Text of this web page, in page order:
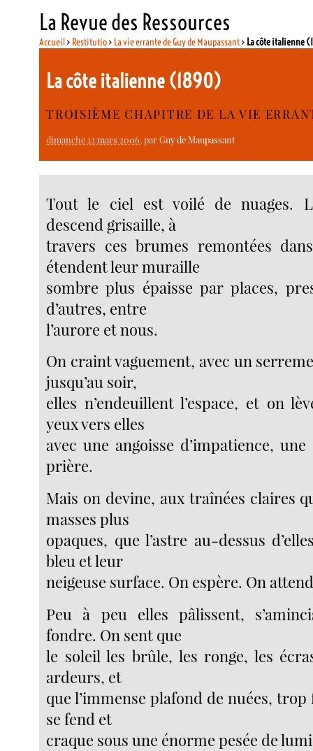
La Revue des Ressources
Accueil> Restitutio> La vie errante de Guy de Maupassant> La côte italienne
La côte italienne (1890)
TROISIÈME CHAPITRE DE LA VIE
dimanche 12 mars 2006, parGuy de Maupassant
Tout le ciel est voilé de nuages.
descend grisaille, à
travers ces brumes remontées
étendent leur muraille
sombre plus épaisse par places,
d’autres, entre
l’aurore et nous.
On craint vaguement, avec un
jusqu’au soir,
elles n’endeuillent l’espace, et on
yeux vers elles
avec une angoisse d’impatience,
prière.
Mais on devine, aux traînées claires
masses plus
opaques, que l’astre au-dessus
bleu et leur
neigeuse surface. On espère. On
Peu à peu elles pâlissent,
fondre. On sent que
le soleil les brûle, les ronge, les
ardeurs, et
que l’immense plafond de nuées,
se fend et
craque sous une énorme pesée de